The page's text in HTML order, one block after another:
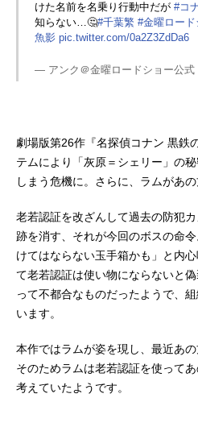
けた名前を名乗り行動中だが #コ
知らない…🤔#千葉繁 #金曜ロード
魚影 pic.twitter.com/0a2Z3ZdDa6
— アンク＠金曜ロードショー公式
劇場版第26作『名探偵コナン 黒鉄
テムにより「灰原＝シェリー」の
しまう危機に。さらに、ラムがあ
老若認証を改ざんして過去の防犯
跡を消す、それが今回のボスの命
けてはならない玉手箱かも」と内
て老若認証は使い物にならないと
って不都合なものだったようで、
います。
本作ではラムが姿を現し、最近あ
そのためラムは老若認証を使って
考えていたようです。